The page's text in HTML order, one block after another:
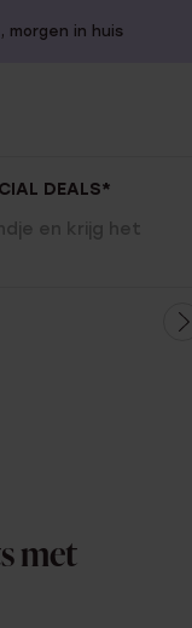
morgen in huis
DEALS*
en krijg het
met